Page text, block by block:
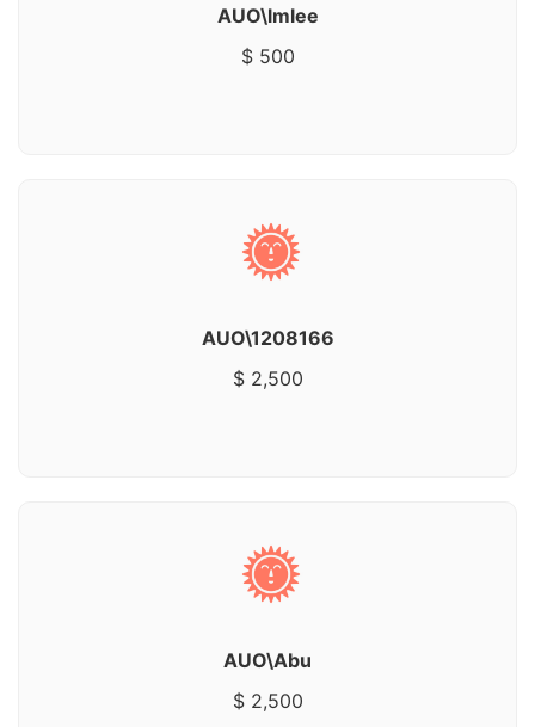
AUO\lmlee
$ 500
AUO\1208166
$ 2,500
AUO\Abu
$ 2,500